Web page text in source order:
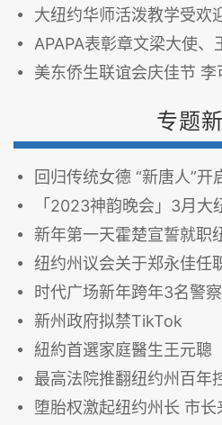
大纽约华师活泼教学受欢
APAPA表彰章文梁大使、王
美东侨生联谊会庆佳节
专题
回归传统女德 “新唐人”开
「2023神韵晚会」3月大
新年第一天霍楚宣誓就职
纽约州议会关于郑永佳任
时代广场新年跨年3名警
新州政府拟禁TikTok
紐約首選家庭醫生王元聰
最高法院推翻纽约州百年
堕胎权激起纽约州长 市长